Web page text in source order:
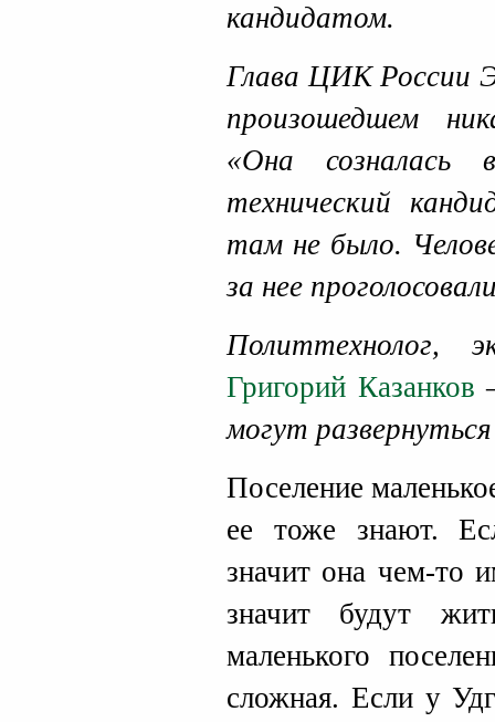
кандидатом.
Глава ЦИК России
произошедшем
«Она
технический
там не было.
за нее
Политтехнолог,
Григорий Казанков
могут
Поселение
ее тоже знают.
значит она чем-то
значит будут
маленького
сложная. Если у